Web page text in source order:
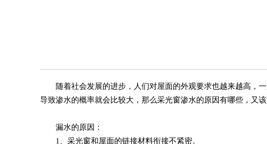
随着社会发展的进步，人们对屋面的外观要求也越来越高，一
导致渗水的概率就会比较大，那么采光窗渗水的原因有哪些，又
漏水的原因：
1、采光窗和屋面的链接材料衔接不紧密。